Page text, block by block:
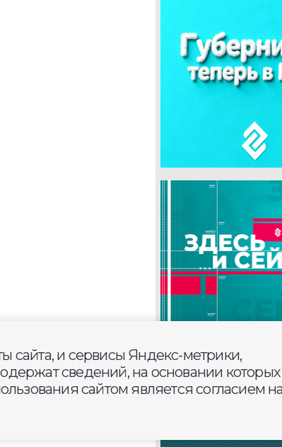
сайта, и сервисы Яндекс-метрики,
сведений, на основании которых
сайтом является согласием